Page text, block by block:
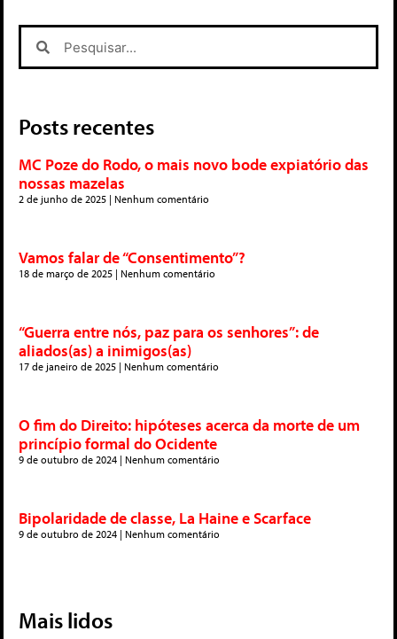
Posts recentes
MC Poze do Rodo, o mais novo bode expiatório das
nossas mazelas
2 de junho de 2025 Nenhum comentário
Vamos falar de “Consentimento”?
18 de março de 2025 Nenhum comentário
“Guerra entre nós, paz para os senhores”: de
aliados(as) a inimigos(as)
17 de janeiro de 2025 Nenhum comentário
O fim do Direito: hipóteses acerca da morte de um
princípio formal do Ocidente
9 de outubro de 2024 Nenhum comentário
Bipolaridade de classe, La Haine e Scarface
9 de outubro de 2024 Nenhum comentário
Mais lidos